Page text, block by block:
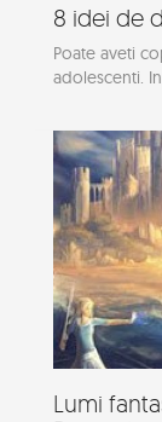
8 idei de
Poate aveti
adolescenti.
Lumi